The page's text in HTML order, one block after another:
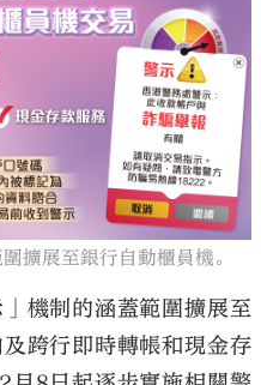
擴展至銀行自動櫃員機。
機制的涵蓋範圍擴展至
跨行即時轉帳和現金存